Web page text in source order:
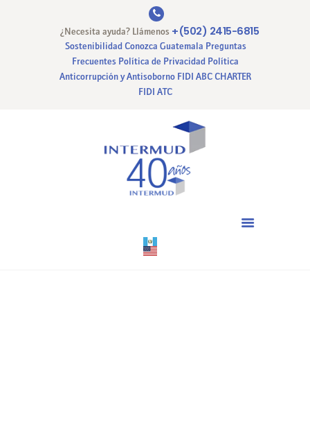
¿Necesita ayuda? Llámenos +(502) 2415-6815
Sostenibilidad Conozca Guatemala Preguntas
Frecuentes Política de Privacidad Política
Anticorrupción y Antisoborno FIDI ABC CHARTER
FIDI ATC
CERTIFICACIONES
PAGO EN LINEA